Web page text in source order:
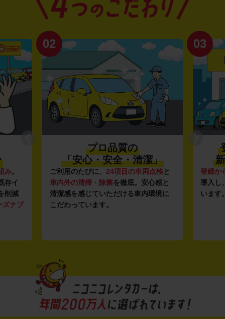
み。
存イ
削減
ズナブ
02
プロ品質の
「安心・安全・清潔」
ご利用のたびに、 24項目の車両点検と
車内外の清掃・除菌を徹底。安心感と
清潔感を感じていただける車内環境に
こだわっています。
03
登録か
導入し
います